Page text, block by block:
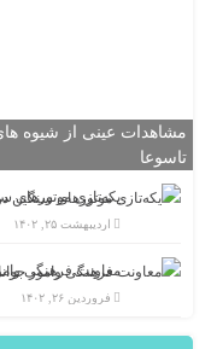
مشاهدات عینی از شیوه
تاسوعا
یکه‌تازی موتورهای
اردیبهشت ۲۵, ۱۴۰۲
معاونت فرهنگی
فروردین ۲۶, ۱۴۰۲